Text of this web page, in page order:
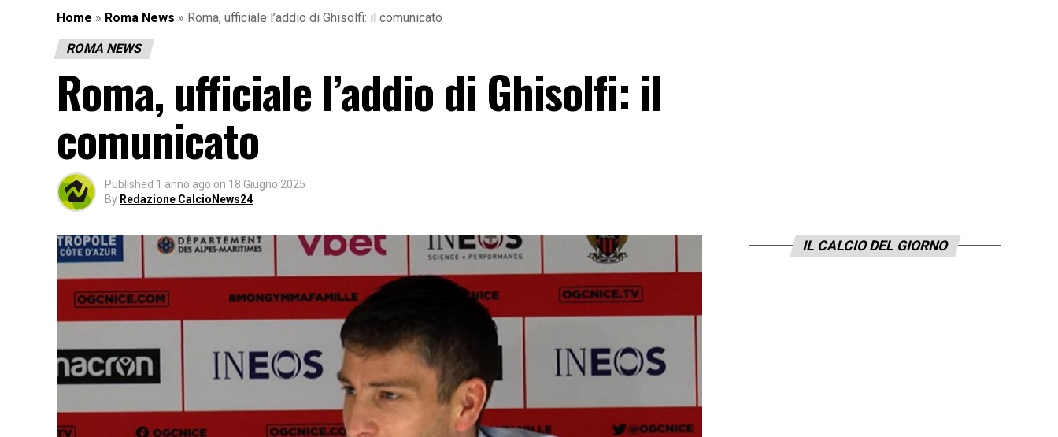
Home » Roma News » Roma, ufficiale l’addio di Ghisolfi: il comunicato
ROMA NEWS
Roma, ufficiale l’addio di Ghisolfi: il
comunicato
Published 1 anno ago on 18 Giugno 2025
By Redazione CalcioNews24
IL CALCIO DEL GIORNO